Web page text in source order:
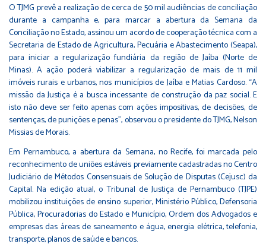
O TJMG prevê a realização de cerca de 50 mil audiências de conciliação
durante a campanha e, para marcar a abertura da Semana da
Conciliação no Estado, assinou um acordo de cooperação técnica com a
Secretaria de Estado de Agricultura, Pecuária e Abastecimento (Seapa),
para iniciar a regularização fundiária da região de Jaíba (Norte de
Minas). A ação poderá viabilizar a regularização de mais de 11 mil
imóveis rurais e urbanos, nos municípios de Jaíba e Matias Cardoso. “A
missão da Justiça é a busca incessante de construção da paz social. E
isto não deve ser feito apenas com ações impositivas, de decisões, de
sentenças, de punições e penas”, observou o presidente do TJMG, Nelson
Missias de Morais.
Em Pernambuco, a abertura da Semana, no Recife, foi marcada pelo
reconhecimento de uniões estáveis previamente cadastradas no Centro
Judiciário de Métodos Consensuais de Solução de Disputas (Cejusc) da
Capital. Na edição atual, o Tribunal de Justiça de Pernambuco (TJPE)
mobilizou instituições de ensino superior, Ministério Público, Defensoria
Pública, Procuradorias do Estado e Município, Ordem dos Advogados e
empresas das áreas de saneamento e água, energia elétrica, telefonia,
transporte, planos de saúde e bancos.